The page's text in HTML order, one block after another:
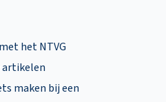
het NTVG
maken bij een